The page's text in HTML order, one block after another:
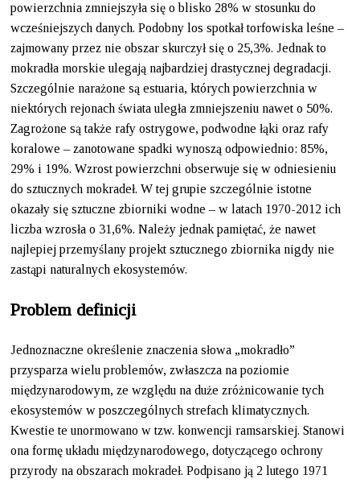
powierzchnia zmniejszyła się o blisko 28% w stosunku do
wcześniejszych danych. Podobny los spotkał torfowiska leśne –
zajmowany przez nie obszar skurczył się o 25,3%. Jednak to
mokradła morskie ulegają najbardziej drastycznej degradacji.
Szczególnie narażone są estuaria, których powierzchnia w
niektórych rejonach świata uległa zmniejszeniu nawet o 50%.
Zagrożone są także rafy ostrygowe, podwodne łąki oraz rafy
koralowe – zanotowane spadki wynoszą odpowiednio: 85%,
29% i 19%. Wzrost powierzchni obserwuje się w odniesieniu
do sztucznych mokradeł. W tej grupie szczególnie istotne
okazały się sztuczne zbiorniki wodne – w latach 1970-2012 ich
liczba wzrosła o 31,6%. Należy jednak pamiętać, że nawet
najlepiej przemyślany projekt sztucznego zbiornika nigdy nie
zastąpi naturalnych ekosystemów.
Problem definicji
Jednoznaczne określenie znaczenia słowa „mokradło”
przysparza wielu problemów, zwłaszcza na poziomie
międzynarodowym, ze względu na duże zróżnicowanie tych
ekosystemów w poszczególnych strefach klimatycznych.
Kwestie te unormowano w tzw. konwencji ramsarskiej. Stanowi
ona formę układu międzynarodowego, dotyczącego ochrony
przyrody na obszarach mokradeł. Podpisano ją 2 lutego 1971